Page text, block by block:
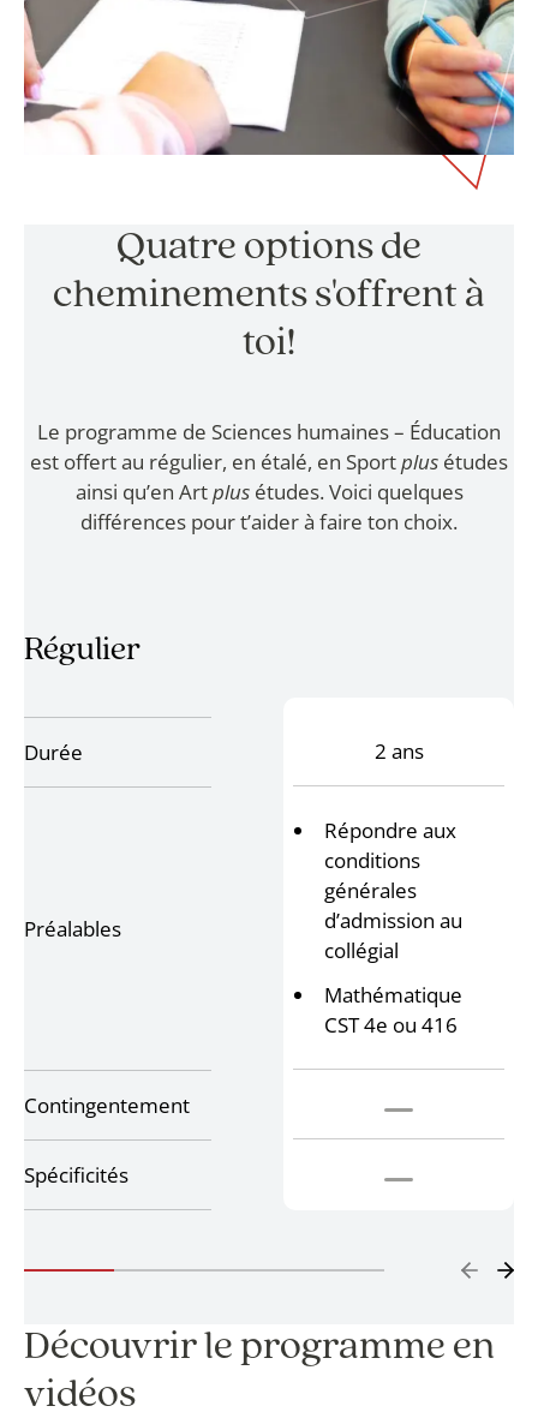
Quatre options de
cheminements s'offrent à
toi!
Le programme de Sciences humaines – Éducation
est offert au régulier, en étalé, en Sportplus études
ainsi qu’en Artplusétudes. Voici quelques
différences pour t’aider à faire ton choix.
Régulier
Durée
Préalables
Contingentement
Spécificités
2 ans
Répondre aux
conditions
générales
d’admission au
collégial
Mathématique
CST 4e ou 416
Découvrir le programme en
vidéos